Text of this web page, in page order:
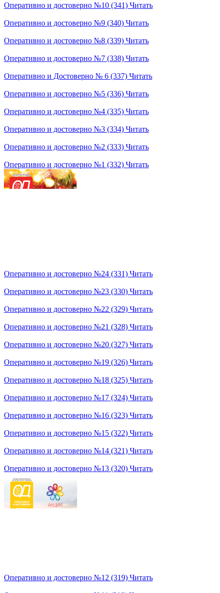
Оперативно и достоверно №10 (341) Читать
Оперативно и достоверно №9 (340) Читать
Оперативно и достоверно №8 (339) Читать
Оперативно и достоверно №7 (338) Читать
Оперативно и Достоверно № 6 (337) Читать
Оперативно и достоверно №5 (336) Читать
Оперативно и достоверно №4 (335) Читать
Оперативно и достоверно №3 (334) Читать
Оперативно и достоверно №2 (333) Читать
Оперативно и достоверно №1 (332) Читать
Оперативно и достоверно №24 (331) Читать
Оперативно и достоверно №23 (330) Читать
Оперативно и достоверно №22 (329) Читать
Оперативно и достоверно №21 (328) Читать
Оперативно и достоверно №20 (327) Читать
Оперативно и достоверно №19 (326) Читать
Оперативно и достоверно №18 (325) Читать
Оперативно и достоверно №17 (324) Читать
Оперативно и достоверно №16 (323) Читать
Оперативно и достоверно №15 (322) Читать
Оперативно и достоверно №14 (321) Читать
Оперативно и достоверно №13 (320) Читать
Оперативно и достоверно №12 (319) Читать